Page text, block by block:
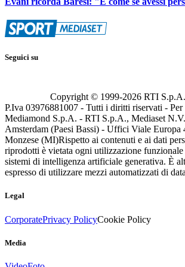
Seguici su
Copyright © 1999-2026 RTI
P.Iva 03976881007 - Tutti i diritti riservati -
Mediamond S.p.A. - RTI S.p.A., Mediaset
Amsterdam (Paesi Bassi) - Uffici Viale Europa
Monzese (MI)Rispetto ai contenuti e ai dati
riprodotti è vietata ogni utilizzazione funzionale
sistemi di intelligenza artificiale generativa. È
espresso di utilizzare mezzi automatizzati di
Legal
CorporatePrivacy PolicyCookie Policy
Media